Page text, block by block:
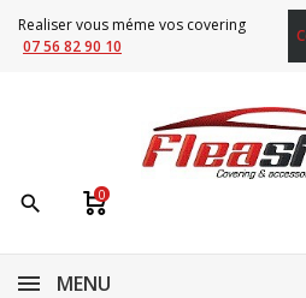
Realiser vous méme vos covering
07 56 82 90 10
search 0
MENU